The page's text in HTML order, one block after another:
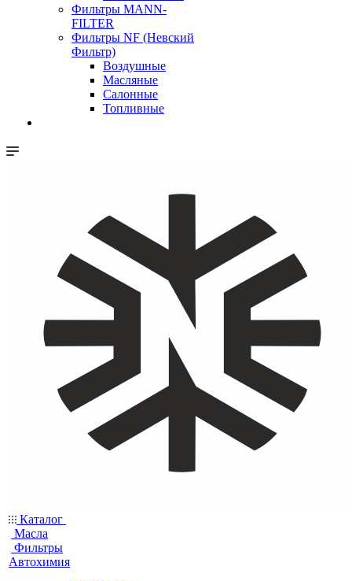
Фильтры MANN-
FILTER
Фильтры NF (Невский
Фильтр)
Воздушные
Масляные
Салонные
Топливные
Каталог
Масла
Фильтры
Автохимия